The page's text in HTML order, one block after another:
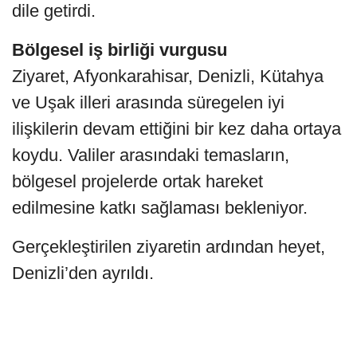
dile getirdi.
Bölgesel iş birliği vurgusu
Ziyaret, Afyonkarahisar, Denizli, Kütahya
ve Uşak illeri arasında süregelen iyi
ilişkilerin devam ettiğini bir kez daha ortaya
koydu. Valiler arasındaki temasların,
bölgesel projelerde ortak hareket
edilmesine katkı sağlaması bekleniyor.
Gerçekleştirilen ziyaretin ardından heyet,
Denizli’den ayrıldı.